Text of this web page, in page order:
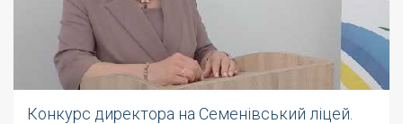
Конкурс директора на Семенівський ліцей.